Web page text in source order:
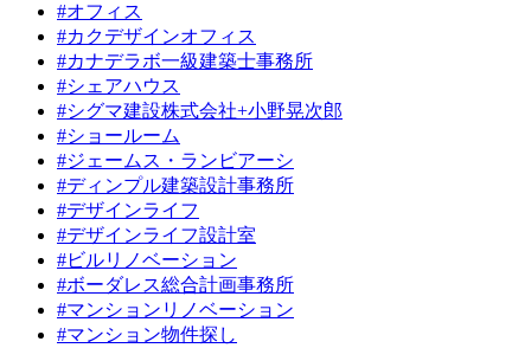
#オフィス
#カクデザインオフィス
#カナデラボ一級建築士事務所
#シェアハウス
#シグマ建設株式会社+小野晃次郎
#ショールーム
#ジェームス・ランビアーシ
#ディンプル建築設計事務所
#デザインライフ
#デザインライフ設計室
#ビルリノベーション
#ボーダレス総合計画事務所
#マンションリノベーション
#マンション物件探し